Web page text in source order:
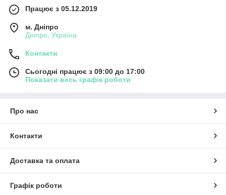
Працює з 05.12.2019
м. Дніпро
Дніпро, Україна
Контакти
Сьогодні працює з 09:00 до 17:00
Показати весь графік роботи
Про нас
Контакти
Доставка та оплата
Графік роботи